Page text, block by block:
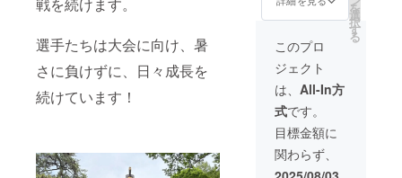
戦を続けます。
選手たちは大会に向け、暑
さに負けずに、日々成長を
続けています！
都少年少女
大会 女子
チーム 優
勝 2連覇
第41回関東
少年少女大
会 女子
チーム 3位
こちらの内容は
3,000/5,000/10,
000円と同じ内
容になります。
2)チームオリジ
ナルTシャツ × 1
枚 サイ
ズ:S/M/L/LLから
お選び頂けま
す。
を
選
択
す
る
このプロ
ジェクト
は、 All-In方
式です。
目標金額に
関わらず、